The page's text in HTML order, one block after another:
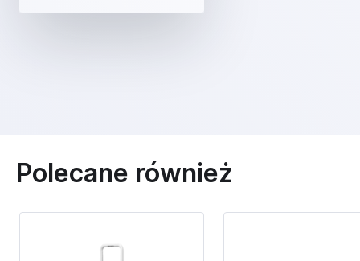
Polecane również